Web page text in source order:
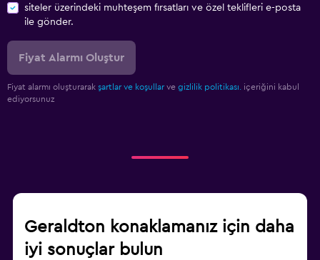
siteler üzerindeki muhteşem fırsatları ve özel teklifleri e-posta
ile gönder.
Fiyat Alarmı Oluştur
Fiyat alarmı oluşturarak şartlar ve koşullar ve gizlilik politikası. içeriğini kabul
ediyorsunuz
Geraldton konaklamanız için daha
iyi sonuçlar bulun